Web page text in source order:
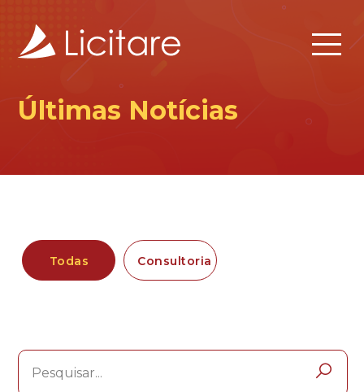
Últimas Notícias
Todas Consultoria